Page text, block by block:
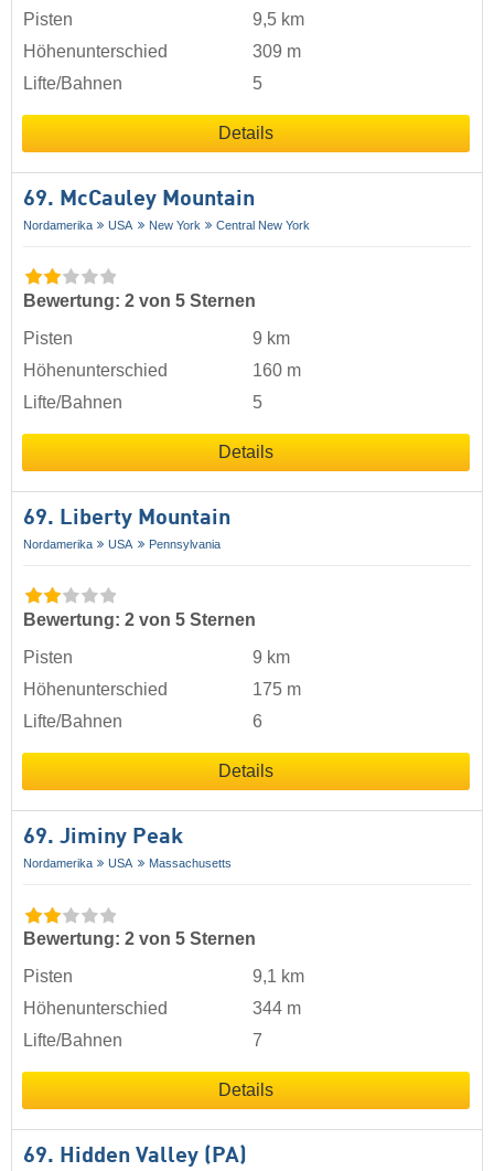
Pisten
9,5 km
Höhenunterschied
309 m
Lifte/Bahnen
5
Details
69. McCauley Mountain
Nordamerika USA New York Central New York
Bewertung: 2 von 5 Sternen
Pisten
9 km
Höhenunterschied
160 m
Lifte/Bahnen
5
Details
69. Liberty Mountain
Nordamerika USA Pennsylvania
Bewertung: 2 von 5 Sternen
Pisten
9 km
Höhenunterschied
175 m
Lifte/Bahnen
6
Details
69. Jiminy Peak
Nordamerika USA Massachusetts
Bewertung: 2 von 5 Sternen
Pisten
9,1 km
Höhenunterschied
344 m
Lifte/Bahnen
7
Details
69. Hidden Valley (PA)